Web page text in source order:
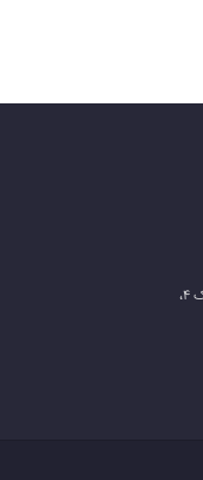
تهران ، محله باغ صبا، سهروردی، کوچه دبیر، خ شهید اقلیمی، پلاک ۴،